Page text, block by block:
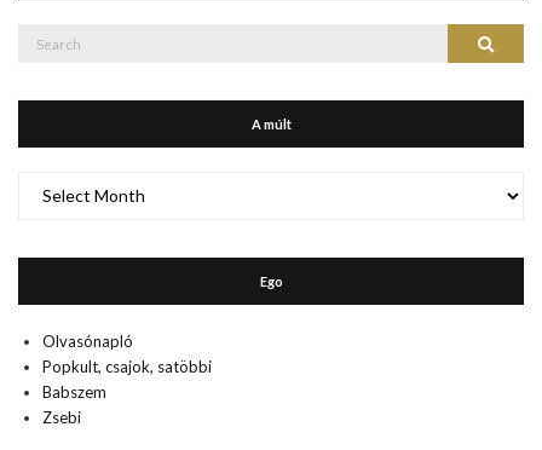
Search
A múlt
múlt
Ego
Olvasónapló
Popkult, csajok, satöbbi
Babszem
Zsebi